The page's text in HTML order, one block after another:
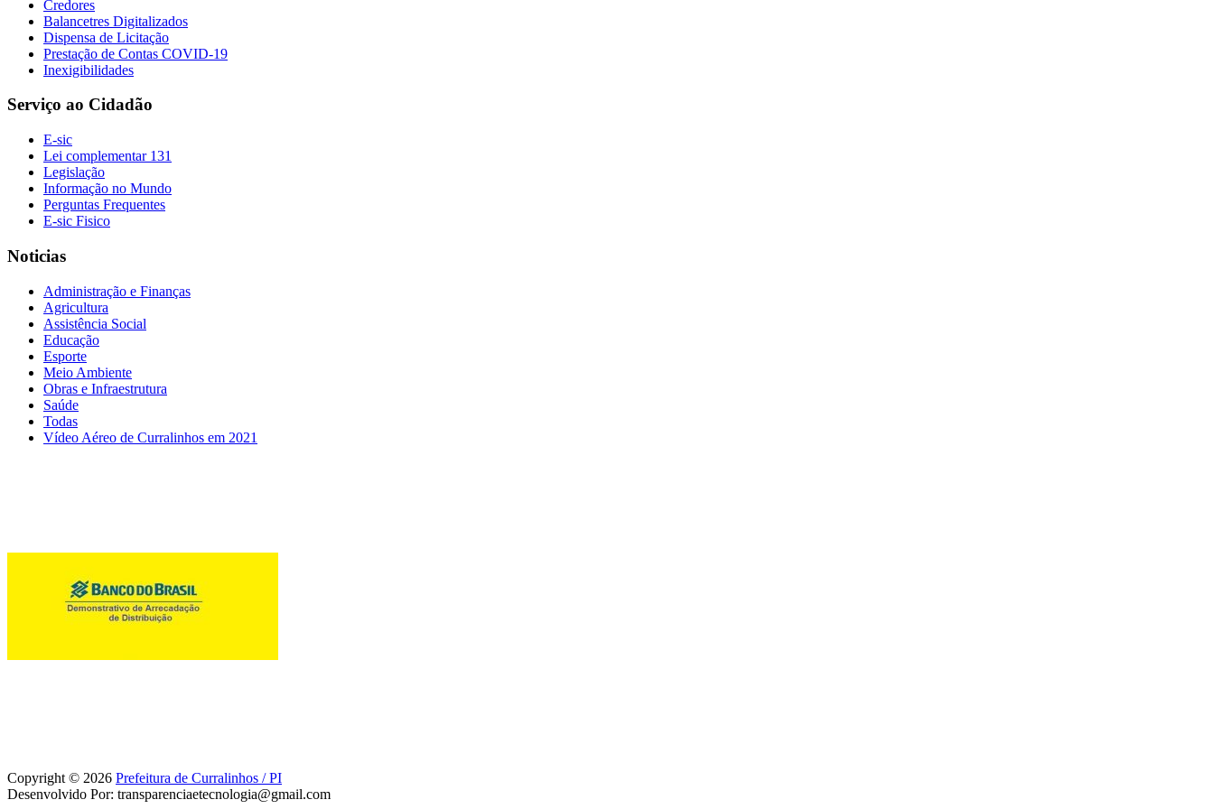
Credores
Balancetres Digitalizados
Dispensa de Licitação
Prestação de Contas COVID-19
Inexigibilidades
Serviço ao Cidadão
E-sic
Lei complementar 131
Legislação
Informação no Mundo
Perguntas Frequentes
E-sic Fisico
Noticias
Administração e Finanças
Agricultura
Assistência Social
Educação
Esporte
Meio Ambiente
Obras e Infraestrutura
Saúde
Todas
Vídeo Aéreo de Curralinhos em 2021
Copyright © 2026 Prefeitura de Curralinhos / PI
Desenvolvido Por: transparenciaetecnologia@gmail.com